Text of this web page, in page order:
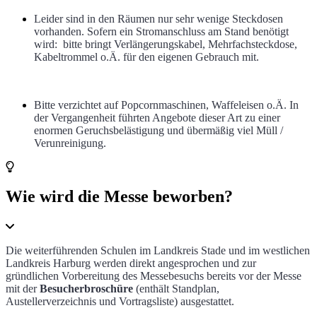
Leider sind in den Räumen nur sehr wenige Steckdosen
vorhanden. Sofern ein Stromanschluss am Stand benötigt
wird: bitte bringt Verlängerungskabel, Mehrfachsteckdose,
Kabeltrommel o.Ä. für den eigenen Gebrauch mit.
Bitte verzichtet auf Popcornmaschinen, Waffeleisen o.Ä. In
der Vergangenheit führten Angebote dieser Art zu einer
enormen Geruchsbelästigung und übermäßig viel Müll /
Verunreinigung.
Wie wird die Messe beworben?
Die weiterführenden Schulen im Landkreis Stade und im westlichen
Landkreis Harburg werden direkt angesprochen und zur
gründlichen Vorbereitung des Messebesuchs bereits vor der Messe
mit derBesucherbroschüre (enthält Standplan,
Austellerverzeichnis und Vortragsliste) ausgestattet.